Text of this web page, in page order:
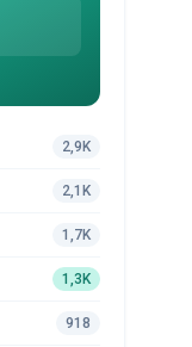
2,9K
2,1K
1,7K
1,3K
918